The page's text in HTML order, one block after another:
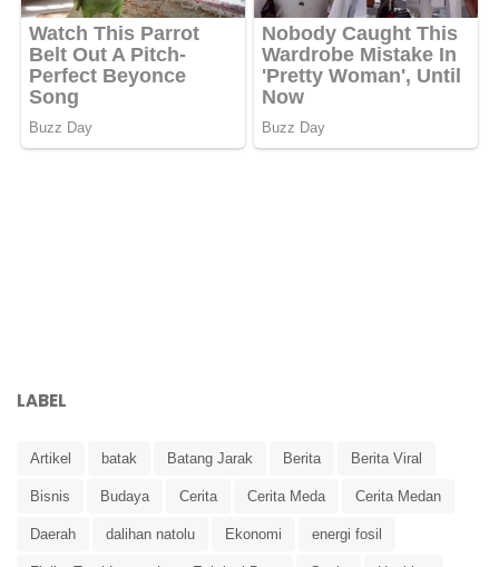
LABEL
Artikel batak Batang Jarak Berita Berita Viral
Bisnis Budaya Cerita Cerita Meda Cerita Medan
Daerah dalihan natolu Ekonomi energi fosil